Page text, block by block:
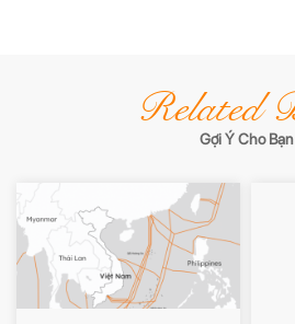
Related
Gợi Ý Cho Bạn